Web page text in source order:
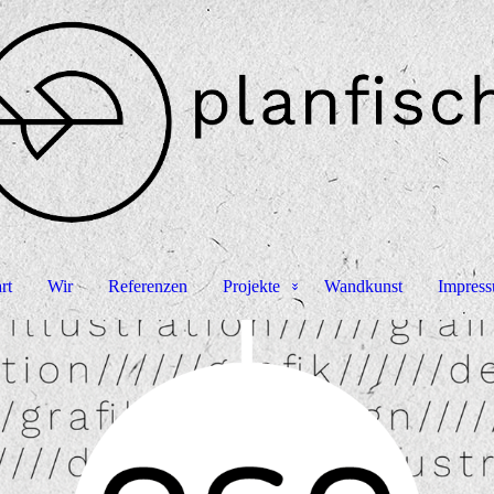
Wir Referenzen Projekte Wandkunst